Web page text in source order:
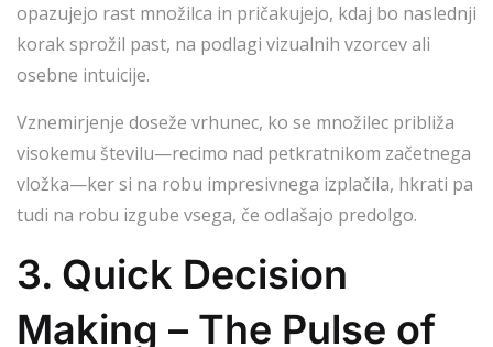
opazujejo rast množilca in pričakujejo, kdaj bo naslednji
korak sprožil past, na podlagi vizualnih vzorcev ali
osebne intuicije.
Vznemirjenje doseže vrhunec, ko se množilec približa
visokemu številu—recimo nad petkratnikom začetnega
vložka—ker si na robu impresivnega izplačila, hkrati pa
tudi na robu izgube vsega, če odlašajo predolgo.
3. Quick Decision
Making – The Pulse of